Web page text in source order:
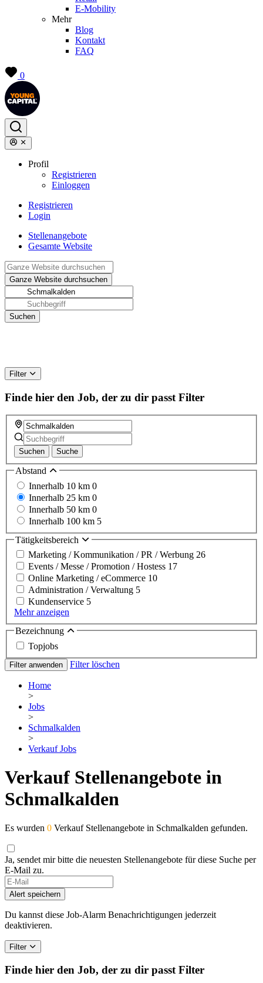
E-Mobility
Mehr
Blog
Kontakt
FAQ
0
Profil
Registrieren
Einloggen
Registrieren
Login
Stellenangebote
Gesamte Website
Filter
Finde hier den Job, der zu dir passt Filter
Suchen Suche
Abstand
Innerhalb 10 km 0
Innerhalb 25 km 0
Innerhalb 50 km 0
Innerhalb 100 km 5
Tätigkeitsbereich
Marketing / Kommunikation / PR / Werbung 26
Events / Messe / Promotion / Hostess 17
Online Marketing / eCommerce 10
Administration / Verwaltung 5
Kundenservice 5
Mehr anzeigen
Bezeichnung
Topjobs
Filter anwenden Filter löschen
Home
>
Jobs
>
Schmalkalden
>
Verkauf Jobs
Verkauf Stellenangebote in
Schmalkalden
Es wurden 0 Verkauf Stellenangebote in Schmalkalden gefunden.
Ja, sendet mir bitte die neuesten Stellenangebote für diese Suche per
E-Mail zu.
If
you
are
a
human,
this
field
Alert speichern
Du kannst diese Job-Alarm Benachrichtigungen jederzeit
deaktivieren.
Filter
Finde hier den Job, der zu dir passt Filter